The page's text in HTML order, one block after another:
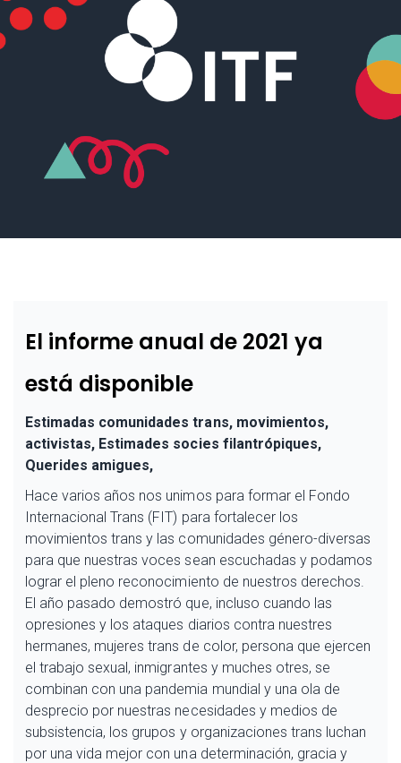
El informe anual de 2021 ya
está disponible
Estimadas comunidades trans, movimientos,
activistas, Estimades socies filantrópiques,
Querides amigues,
Hace varios años nos unimos para formar el Fondo
Internacional Trans (FIT) para fortalecer los
movimientos trans y las comunidades género-diversas
para que nuestras voces sean escuchadas y podamos
lograr el pleno reconocimiento de nuestros derechos.
El año pasado demostró que, incluso cuando las
opresiones y los ataques diarios contra nuestres
hermanes, mujeres trans de color, persona que ejercen
el trabajo sexual, inmigrantes y muches otres, se
combinan con una pandemia mundial y una ola de
desprecio por nuestras necesidades y medios de
subsistencia, los grupos y organizaciones trans luchan
por una vida mejor con una determinación, gracia y